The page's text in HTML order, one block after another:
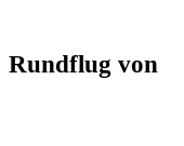
Rundflug von